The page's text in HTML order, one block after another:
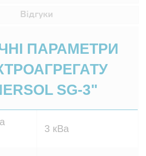
Відгуки
ПАРАМЕТРИ
SG-3"
3 кВа